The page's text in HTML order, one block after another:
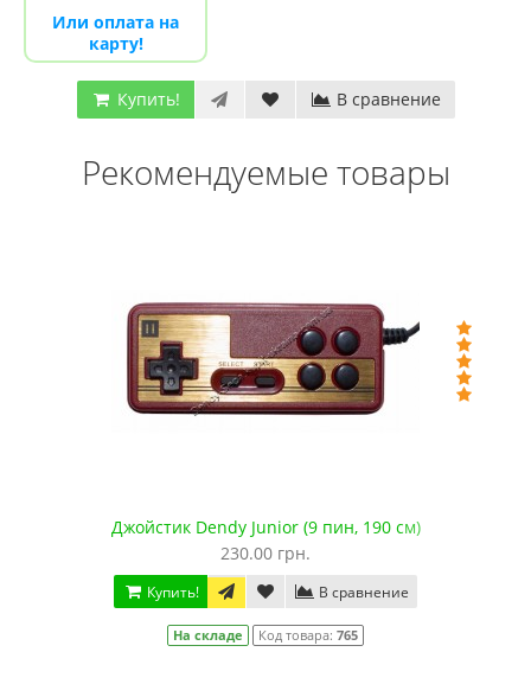
Или оплата на
карту!
Купить! В сравнение
Рекомендуемые товары
Джойстик Dendy Junior (9 пин, 190 см)
230.00 грн.
Купить! В сравнение
На складе Код товара: 765